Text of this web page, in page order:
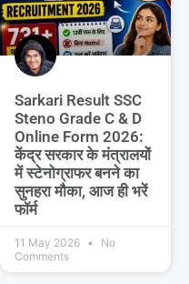
Sarkari Result SSC
Steno Grade C & D
Online Form 2026:
केंद्र सरकार के मंत्रालयों
में स्टेनोग्राफर बनने का
सुनहरा मौका, आज ही भरें
फॉर्म
11 May 2026
No
Comments